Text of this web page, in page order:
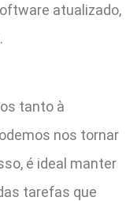
atualizado,
tanto à
nos tornar
é ideal manter
tarefas que